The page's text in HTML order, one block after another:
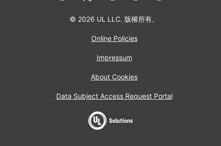
© 2026 UL LLC. 版權所有。
Online Policies
Impressum
About Cookies
Data Subject Access Request Portal